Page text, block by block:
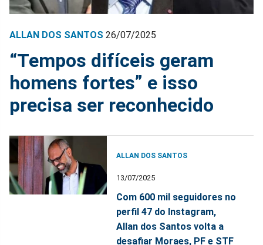
ALLAN DOS SANTOS 26/07/2025
“Tempos difíceis geram
homens fortes” e isso
precisa ser reconhecido
ALLAN DOS SANTOS
13/07/2025
Com 600 mil seguidores no
perfil 47 do Instagram,
Allan dos Santos volta a
desafiar Moraes, PF e STF